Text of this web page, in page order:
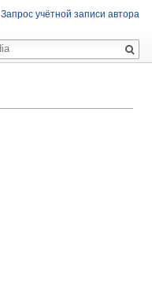
Запрос учётной записи автора